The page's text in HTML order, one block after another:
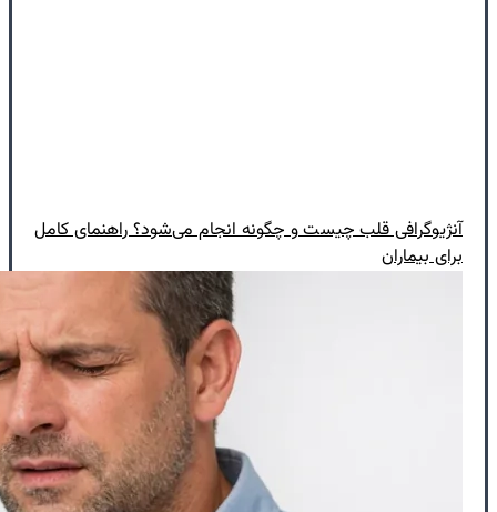
آنژیوگرافی قلب چیست و چگونه انجام می‌شود؟ راهنمای کامل
برای بیماران